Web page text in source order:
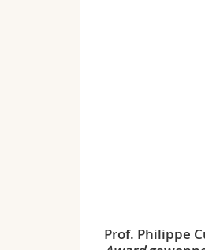
Prof. Philippe